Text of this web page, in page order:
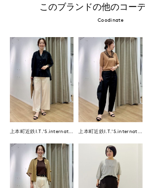
このブランドの他のコー
Coodinate